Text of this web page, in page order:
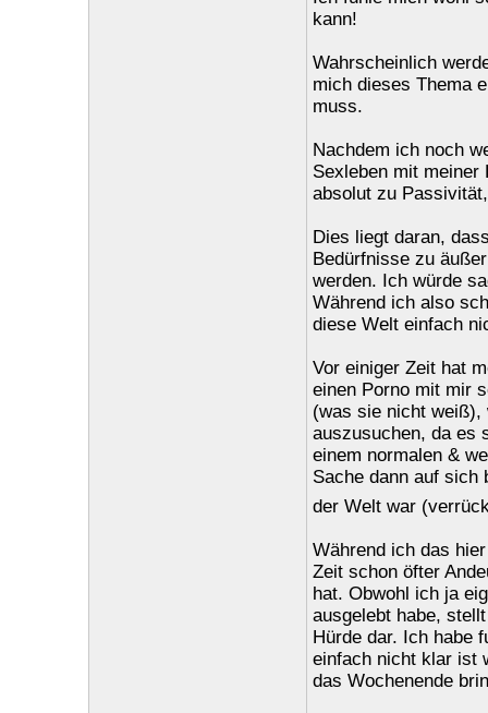
kann!
Wahrscheinlich
mich dieses Thema
muss.
Nachdem ich noch
Sexleben mit
absolut zu
Dies liegt daran,
Bedürfnisse zu
werden. Ich würde
Während ich also
diese Welt einfach
Vor einiger Zeit hat
einen Porno mit mir
(was sie nicht weiß),
auszusuchen, da es
einem normalen &
Sache dann auf sich
der Welt war
Während ich das
Zeit schon öfter
hat. Obwohl ich ja
ausgelebt habe,
Hürde dar. Ich habe
einfach nicht klar ist
das Wochenende